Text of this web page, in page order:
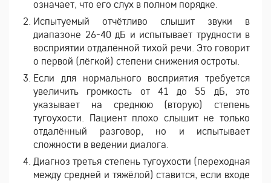
означает, что его слух в полном порядке.
Испытуемый отчётливо слышит звуки в
диапазоне 26-40 дБ и испытывает трудности в
восприятии отдалённой тихой речи. Это говорит
о первой (лёгкой) степени снижения остроты.
Если для нормального восприятия требуется
увеличить громкость от 41 до 55 дБ, это
указывает на среднюю (вторую) степень
тугоухости. Пациент плохо слышит не только
отдалённый разговор, но и испытывает
сложности в ведении диалога.
Диагноз третья степень тугоухости (переходная
между средней и тяжёлой) ставится, если входе